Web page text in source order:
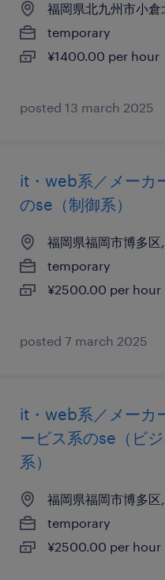
福岡県北九州市小倉
temporary
¥1400.00 per hour
posted 13 march 2025
it・web系／メーカ
のse（制御系）
福岡県福岡市博多区
temporary
¥2500.00 per hour
posted 7 march 2025
it・web系／メーカ
ービス系のse（ビ
系）
福岡県福岡市博多区
temporary
¥2500.00 per hour